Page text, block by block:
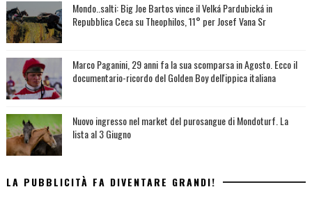
Mondo..salti: Big Joe Bartos vince il Velká Pardubická in
Repubblica Ceca su Theophilos, 11° per Josef Vana Sr
Marco Paganini, 29 anni fa la sua scomparsa in Agosto. Ecco il
documentario-ricordo del Golden Boy dell'ippica italiana
Nuovo ingresso nel market del purosangue di Mondoturf. La
lista al 3 Giugno
LA PUBBLICITÀ FA DIVENTARE GRANDI!